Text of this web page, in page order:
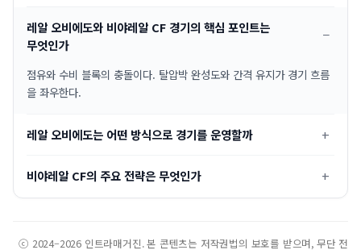
레알 오비에도와 비야레알 CF 경기의 핵심 포인트는
무엇인가
점유와 수비 블록의 충돌이다. 탈압박 완성도와 간격 유지가 경기 흐름
을 좌우한다.
레알 오비에도는 어떤 방식으로 경기를 운영할까
비야레알 CF의 주요 전략은 무엇인가
ⓒ 2024–2026 인트라매거진. 본 콘텐츠는 저작권법의 보호를 받으며, 무단 전